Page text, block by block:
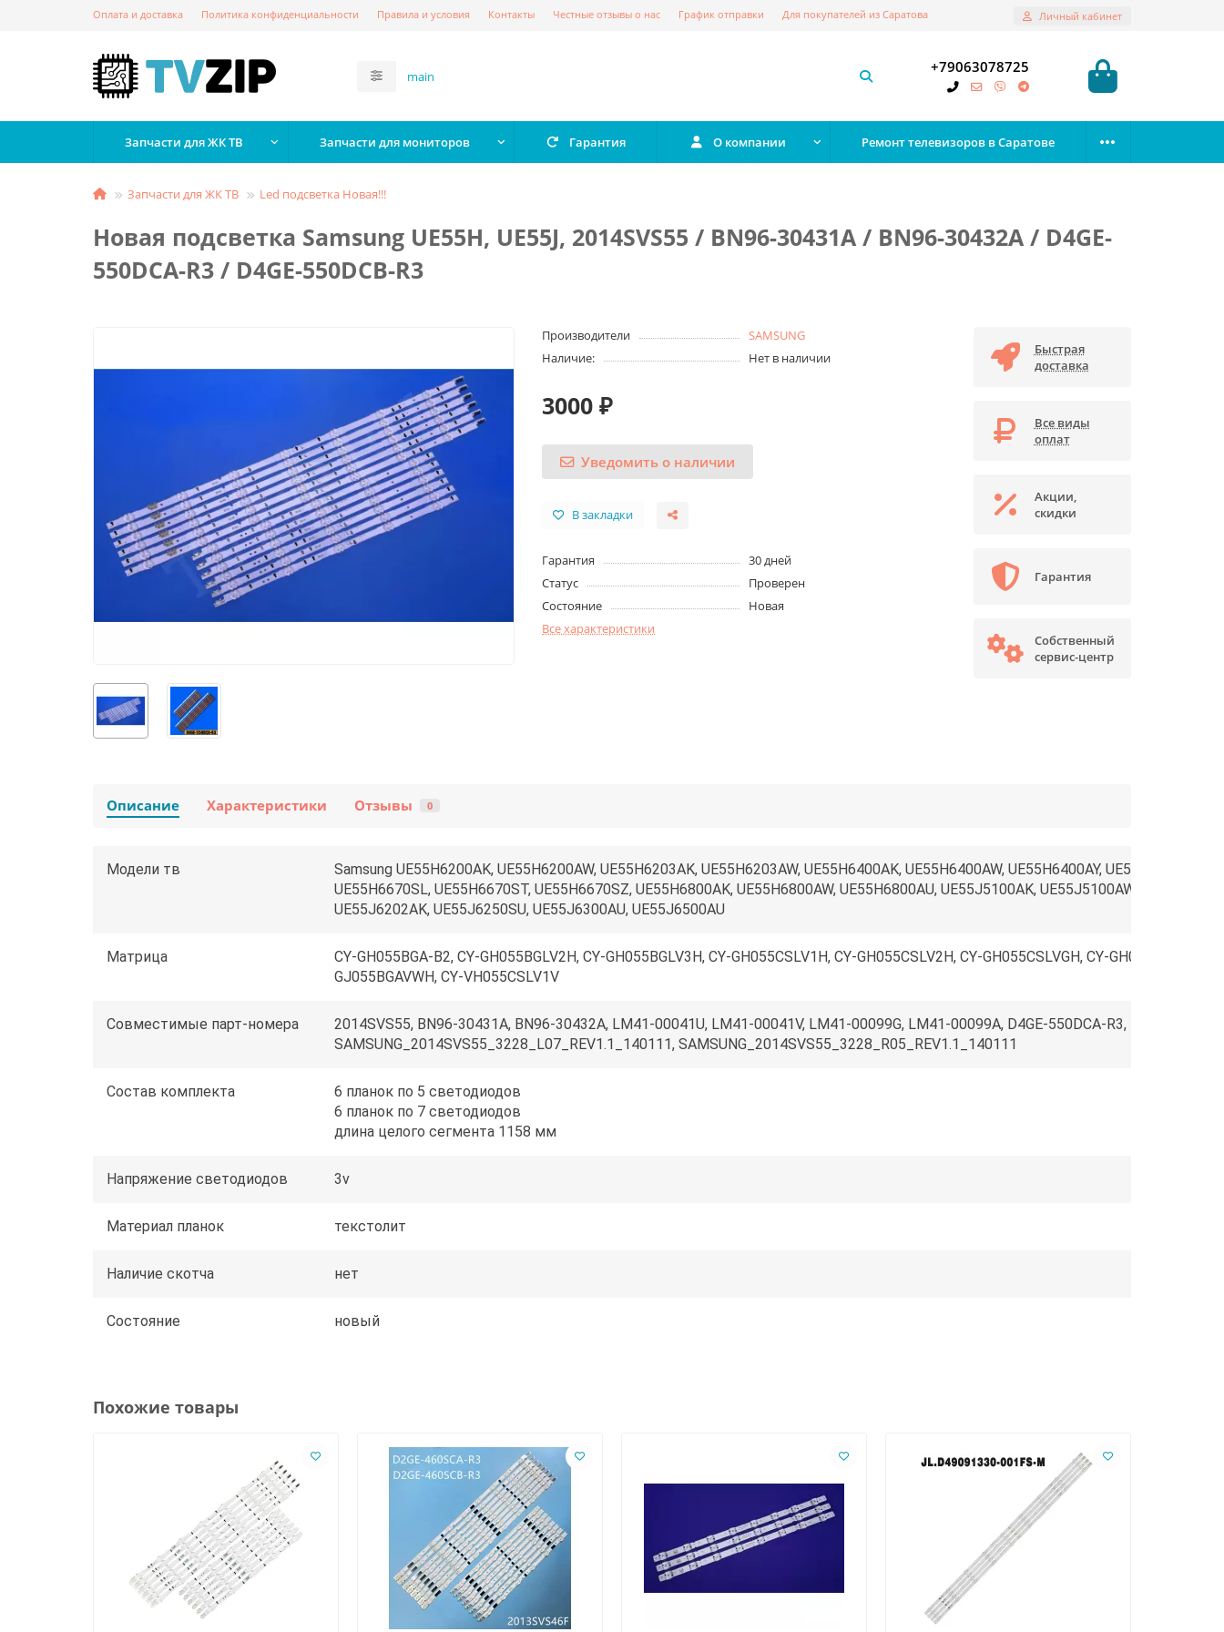
Оплата и доставка Политика конфиденциальности Правила и условия Контакты Честные отзывы о нас График отправки Для покупателей из Саратова Личный кабинет
+79063078725
Запчасти для ЖК ТВ Запчасти для мониторов Гарантия О компании Ремонт телевизоров в Саратове
Запчасти для ЖК ТВ Led подсветка Новая!!!
Новая подсветка Samsung UE55H, UE55J, 2014SVS55 / BN96-30431A / BN96-30432A / D4GE-
550DCA-R3 / D4GE-550DCB-R3
Производители
SAMSUNG
Наличие:
Нет в наличии
3000 ₽
Уведомить о наличии
В закладки
Гарантия
30 дней
Статус
Проверен
Состояние
Новая
Все характеристики
Быстрая
доставка
Все виды
оплат
Акции,
скидки
Гарантия
Собственный
сервис-центр
Описание Характеристики Отзывы 0
Модели тв
Samsung UE55H6200AK, UE55H6200AW, UE55H6203AK, UE55H6203AW, UE55H6400AK, UE55H6400AW, UE55H6400AY, UE55H6500AT,
UE55H6670SL, UE55H6670ST, UE55H6670SZ, UE55H6800AK, UE55H6800AW, UE55H6800AU, UE55J5100AK, UE55J5100AW,
UE55J6202AK, UE55J6250SU, UE55J6300AU, UE55J6500AU
Матрица
CY-GH055BGA-B2, CY-GH055BGLV2H, CY-GH055BGLV3H, CY-GH055CSLV1H, CY-GH055CSLV2H, CY-GH055CSLVGH, CY-GH05BGLV4H,
GJ055BGAVWH, CY-VH055CSLV1V
Совместимые парт-номера
2014SVS55, BN96-30431A, BN96-30432A, LM41-00041U, LM41-00041V, LM41-00099G, LM41-00099A, D4GE-550DCA-R3, D4GE-
SAMSUNG_2014SVS55_3228_L07_REV1.1_140111, SAMSUNG_2014SVS55_3228_R05_REV1.1_140111
Состав комплекта
6 планок по 5 светодиодов
6 планок по 7 светодиодов
длина целого сегмента 1158 мм
Напряжение светодиодов 3v
Материал планок текстолит
Наличие скотча нет
Состояние новый
Похожие товары